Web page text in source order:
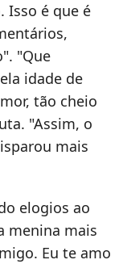
Isso é que é
"Que
idade de
tão cheio
"Assim, o
mais
elogios ao
menina mais
Eu te amo